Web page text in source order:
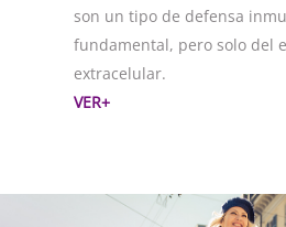
son un tipo de defensa
fundamental, pero solo del
extracelular.
VER+